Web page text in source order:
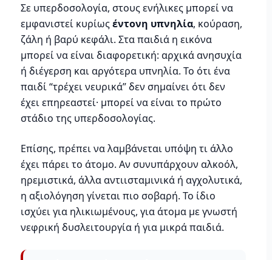
Σε υπερδοσολογία, στους ενήλικες μπορεί να
εμφανιστεί κυρίωςέντονη υπνηλία, κούραση,
ζάλη ή βαρύ κεφάλι. Στα παιδιά η εικόνα
μπορεί να είναι διαφορετική: αρχικά ανησυχία
ή διέγερση και αργότερα υπνηλία. Το ότι ένα
παιδί “τρέχει νευρικά” δεν σημαίνει ότι δεν
έχει επηρεαστεί· μπορεί να είναι το πρώτο
στάδιο της υπερδοσολογίας.
Επίσης, πρέπει να λαμβάνεται υπόψη τι άλλο
έχει πάρει το άτομο. Αν συνυπάρχουν αλκοόλ,
ηρεμιστικά, άλλα αντιισταμινικά ή αγχολυτικά,
η αξιολόγηση γίνεται πιο σοβαρή. Το ίδιο
ισχύει για ηλικιωμένους, για άτομα με γνωστή
νεφρική δυσλειτουργία ή για μικρά παιδιά.